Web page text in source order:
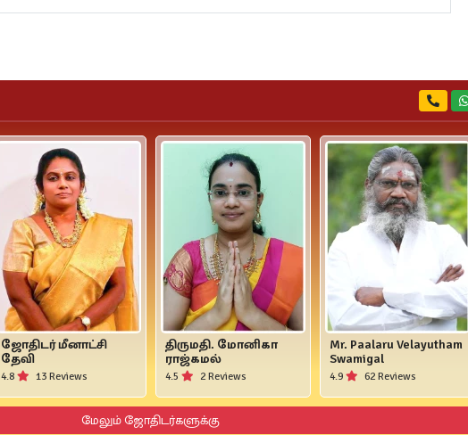
ஜோதிடர் மீனாட்சி
தேவி
4.8 13 Reviews
திருமதி. மோனிகா
ராஜ்கமல்
4.5 2 Reviews
Mr. Paalaru Velayutham
Swamigal
4.9 62 Reviews
மேலும் ஜோதிடர்களுக்கு